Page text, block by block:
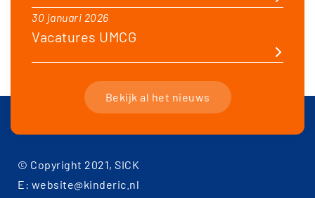
30 januari 2026
Vacatures UMCG
Bekijk al het nieuws
© Copyright 2021, SICK
E: website@kinderic.nl